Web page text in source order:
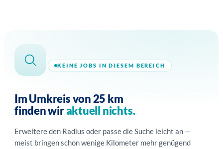
KEINE JOBS IN DIESEM BEREICH
Im Umkreis von 25 km
finden wiraktuell nichts.
Erweitere den Radius oder passe die Suche leicht an —
meist bringen schon wenige Kilometer mehr genügend